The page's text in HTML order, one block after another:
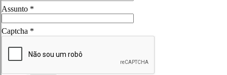
Assunto *
Captcha *